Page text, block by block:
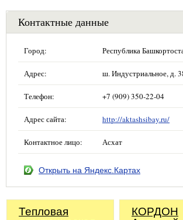
Контактные данные
Город: Республика
Адрес: ш. Индустриальное, д.
Телефон: +7 (909) 350-22-04
Адрес сайта: http://aktashsibay.ru/
Контактное лицо: Асхат
Открыть на Яндекс.Картах
Тепловая
КОРДОН